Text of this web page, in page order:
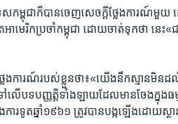
ស​កម្ពុជា​ក៏បាន​ចេញ​សេចក្តី​ថ្លែង​ការណ៍​មួយ
មេរិក​ប្រចាំកម្ពុជា​ ​ដោយ​ចាត់​ទុក​ថា ​នេះ​«ជ
ែង​ការណ៍របស់​ខ្លួនថា៖«យើង​នឹក​ស្មាន​មិនដ
ើ​បទ​បញ្ញត្តិ​ទាំង​ឡាយ​ដែល​មាន​ចែង​ក្នុង​ធម្
រទូត​ឆ្នាំ​១៩៦១​ ត្រូវ​បាន​បង្ក​ឡើង​ដោយ​ស្ថ